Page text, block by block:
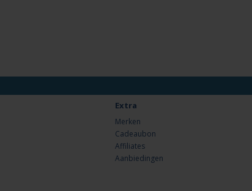
Extra
Merken
Cadeaubon
Affiliates
Aanbiedingen